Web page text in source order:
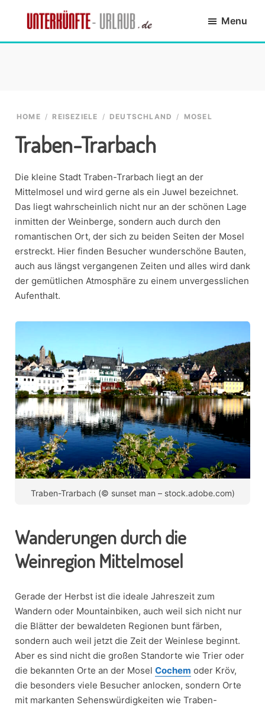
Unterkünfte-
finde
Menu
HOME / REISEZIELE / DEUTSCHLAND / MOSEL
Traben-Trarbach
Die kleine Stadt Traben-Trarbach liegt an der
Mittelmosel und wird gerne als ein Juwel bezeichnet.
Das liegt wahrscheinlich nicht nur an der schönen Lage
inmitten der Weinberge, sondern auch durch den
romantischen Ort, der sich zu beiden Seiten der Mosel
erstreckt. Hier finden Besucher wunderschöne Bauten,
auch aus längst vergangenen Zeiten und alles wird dank
der gemütlichen Atmosphäre zu einem unvergesslichen
Aufenthalt.
Traben-Trarbach (© sunset man – stock.adobe.com)
Wanderungen durch die
Weinregion Mittelmosel
Gerade der Herbst ist die ideale Jahreszeit zum
Wandern oder Mountainbiken, auch weil sich nicht nur
die Blätter der bewaldeten Regionen bunt färben,
sondern auch weil jetzt die Zeit der Weinlese beginnt.
Aber es sind nicht die großen Standorte wie Trier oder
die bekannten Orte an der Mosel Cochem oder Kröv,
die besonders viele Besucher anlocken, sondern Orte
mit markanten Sehenswürdigkeiten wie Traben-